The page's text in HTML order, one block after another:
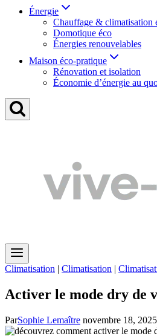
Énergie
Chauffage & climatisation
Domotique éco
Énergies renouvelables
Maison éco-pratique
Rénovation et isolation
Économie d’énergie au
Climatisation | Climatisation |
Activer le mode dry de
ParSophie Lemaître novembre 18, 2025